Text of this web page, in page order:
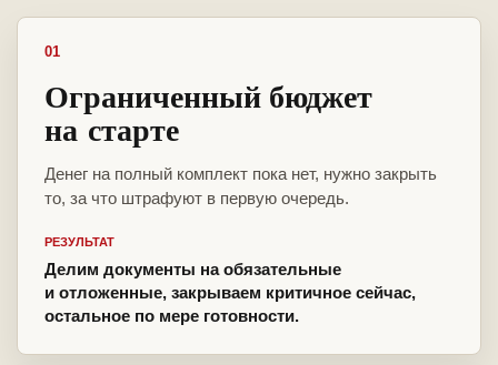
01
Ограниченный бюджет
на старте
Денег на полный комплект пока нет, нужно закрыть
то, за что штрафуют в первую очередь.
РЕЗУЛЬТАТ
Делим документы на обязательные
и отложенные, закрываем критичное сейчас,
остальное по мере готовности.